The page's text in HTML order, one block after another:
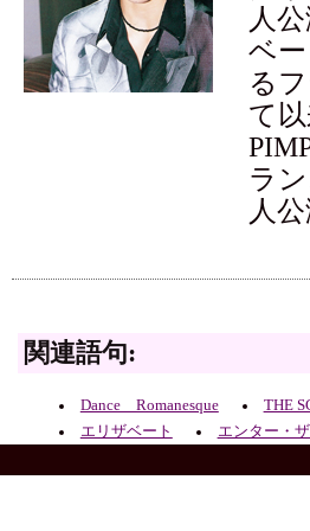
人
ベ
る
て
ラ
人
関連語句:
Dance Romanesque THE
エリザベート
エンター・